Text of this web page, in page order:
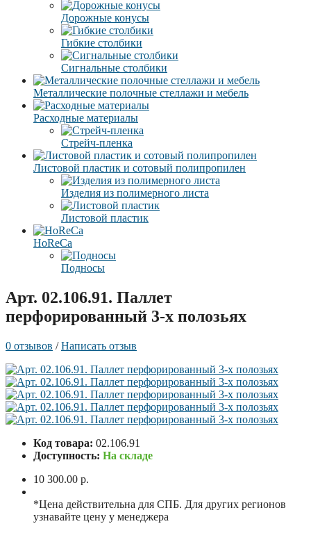
Дорожные конусы
Гибкие столбики
Сигнальные столбики
Металлические полочные стеллажи и мебель
Расходные материалы
Стрейч-пленка
Листовой пластик и сотовый полипропилен
Изделия из полимерного листа
Листовой пластик
HoReCa
Подносы
Арт. 02.106.91. Паллет
перфорированный 3-х полозьях
0 отзывов /Написать отзыв
Код товара: 02.106.91
Доступность: На складе
10 300.00 р.
*Цена действительна для СПБ. Для других регионов
узнавайте цену у менеджера